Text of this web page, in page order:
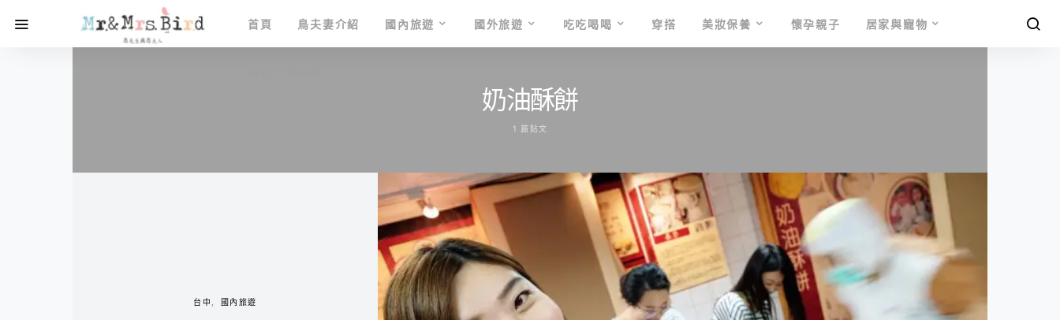
首頁 鳥夫妻介紹 國內旅遊 國外旅遊 吃吃喝喝 穿搭 美妝保養 懷孕親子 居家與寵物
奶油酥餅
1 篇貼文
台中 國內旅遊